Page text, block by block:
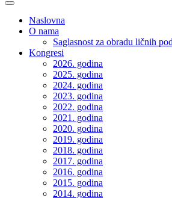
Naslovna
O nama
Saglasnost za obradu ličnih
Kongresi
2026. godina
2025. godina
2024. godina
2023. godina
2022. godina
2021. godina
2020. godina
2019. godina
2018. godina
2017. godina
2016. godina
2015. godina
2014. godina